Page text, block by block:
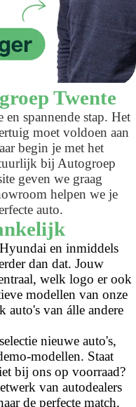
Twente
spannende stap. Het
moet voldoen aan
begin je met het
bij Autogroep
geven we graag
helpen we je
auto.
en inmiddels
dan dat. Jouw
welk logo er ook
modellen van onze
auto's van álle andere
nieuwe auto's,
modellen. Staat
bij ons op voorraad?
van autodealers
de perfecte match.